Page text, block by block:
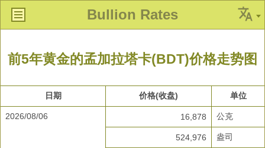
Bullion Rates
前5年黄金的孟加拉塔卡(BDT)价格走势图
日期 价格(收盘) 单位
2026/08/06 16,878 公克
524,976 盎司